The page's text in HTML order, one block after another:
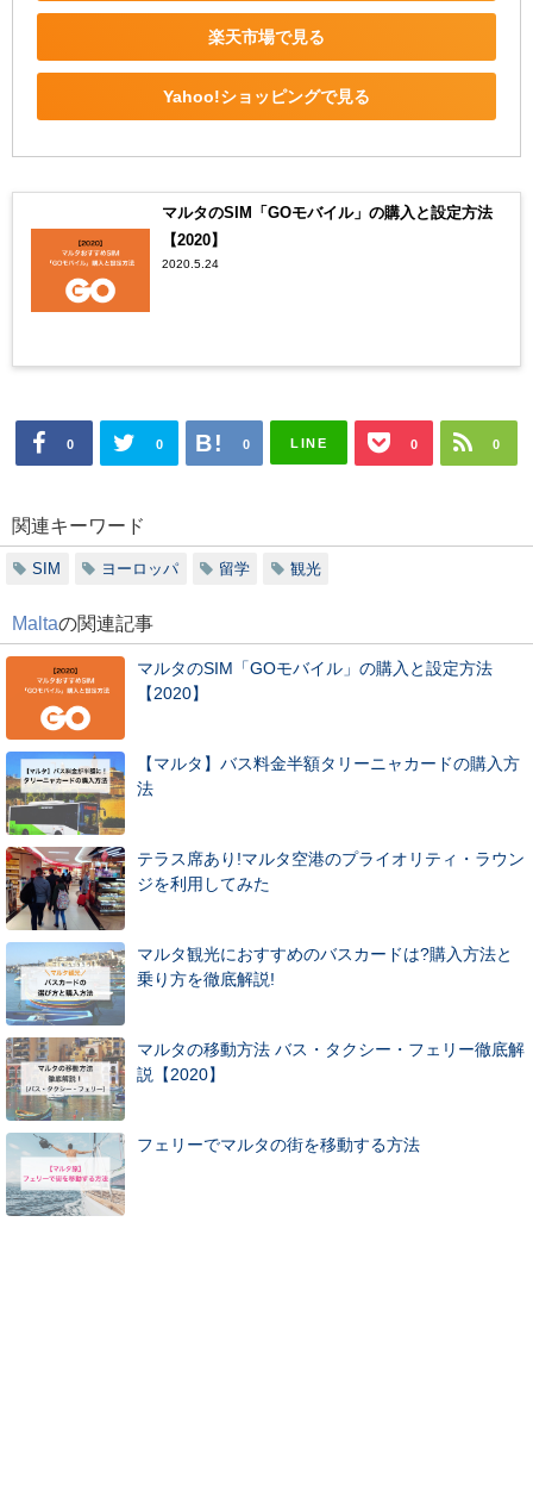
楽天市場で見る
Yahoo!ショッピングで見る
マルタのSIM「GOモバイル」の購入と設定方法
【2020】
2020.5.24
0 0 0 LINE 0 0
関連キーワード
SIM ヨーロッパ 留学 観光
Maltaの関連記事
マルタのSIM「GOモバイル」の購入と設定方法
【2020】
【マルタ】バス料金半額タリーニャカードの購入方
法
テラス席あり!マルタ空港のプライオリティ・ラウン
ジを利用してみた
マルタ観光におすすめのバスカードは?購入方法と
乗り方を徹底解説!
マルタの移動方法 バス・タクシー・フェリー徹底解
説【2020】
フェリーでマルタの街を移動する方法